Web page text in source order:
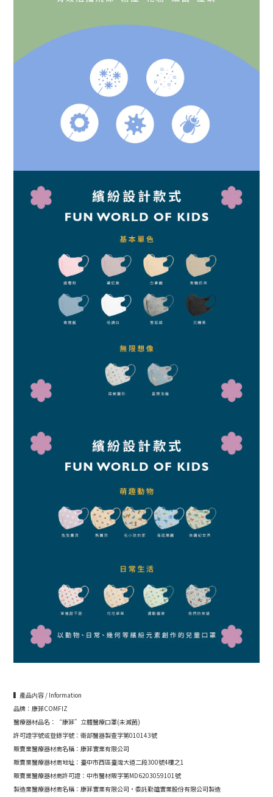
▍產品内容 / Information
品牌：康菲COMFIZ
醫療器材品名：“康菲”立體醫療口罩(未滅菌)
許可證字號或登錄字號：衛部醫器製壹字第010143號
販賣業醫療器材商名稱：康菲實業有限公司
販賣業醫療器材商地址： 臺中市西區臺灣大道二段300號4樓之1
販賣業醫療器材商許可證： 中市醫材販字第MD6203059101號
製造業醫療器材商名稱：康菲實業有限公司·委託勤雄實業股份有限公司製造